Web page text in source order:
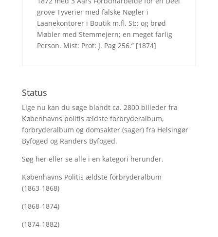
grove Tyverier med falske Nøgler i
Laanekontorer i Boutik m.fl. St:; og brød
Møbler med Stemmejern; en meget farlig
Person. Mist: Prot: J. Pag 256.” [1874]
Status
Lige nu kan du søge blandt ca. 2800 billeder fra
Københavns politis ældste forbryderalbum,
forbryderalbum og domsakter (sager) fra Helsingør
Byfoged og Randers Byfoged.
Søg hereller se alle i en kategori herunder.
Københavns Politis ældste forbryderalbum
(1863-1868)
(1868-1874)
(1874-1882)